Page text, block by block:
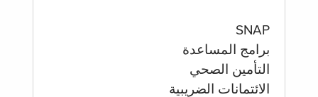
SNAP
برامج المساعدة
التأمين الصحي
الائتمانات الضريبية